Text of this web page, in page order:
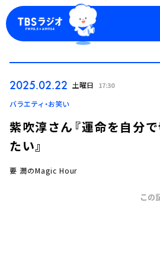
ログイン
2025.02.22 土曜日 17:30
バラエティ・お笑い
紫吹淳さん『運命を自分
たい』
要 潤のMagic Hour
この